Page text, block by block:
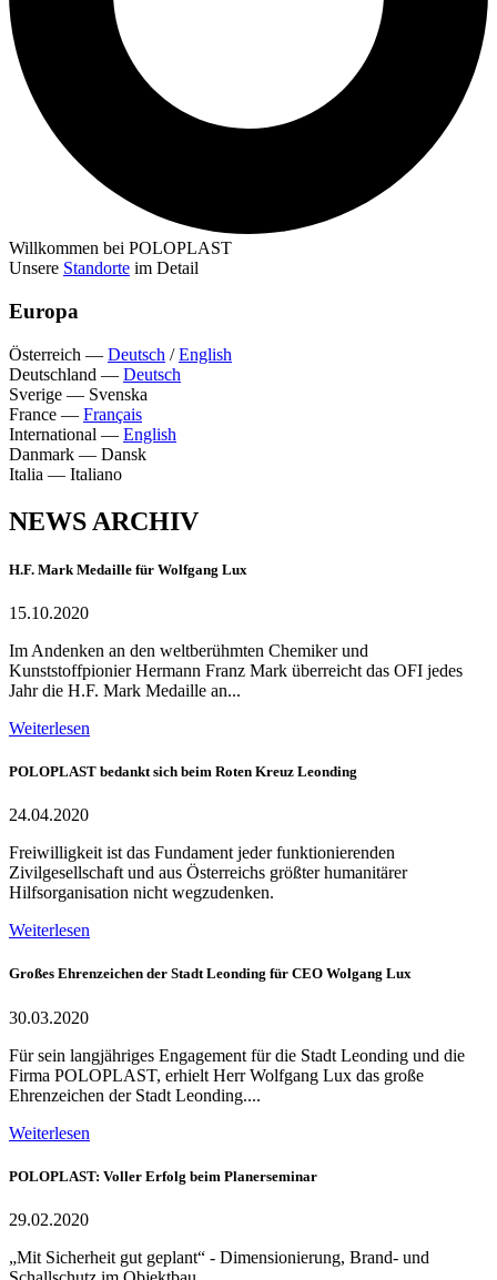
Willkommen bei POLOPLAST
Unsere Standorte im Detail
Europa
Österreich — Deutsch /English
Deutschland — Deutsch
Sverige — Svenska
France — Français
International — English
Danmark — Dansk
Italia — Italiano
NEWS ARCHIV
H.F. Mark Medaille für Wolfgang Lux
15.10.2020
Im Andenken an den weltberühmten Chemiker und
Kunststoffpionier Hermann Franz Mark überreicht das OFI jedes
Jahr die H.F. Mark Medaille an...
Weiterlesen
POLOPLAST bedankt sich beim Roten Kreuz Leonding
24.04.2020
Freiwilligkeit ist das Fundament jeder funktionierenden
Zivilgesellschaft und aus Österreichs größter humanitärer
Hilfsorganisation nicht wegzudenken.
Weiterlesen
Großes Ehrenzeichen der Stadt Leonding für CEO Wolgang Lux
30.03.2020
Für sein langjähriges Engagement für die Stadt Leonding und die
Firma POLOPLAST, erhielt Herr Wolfgang Lux das große
Ehrenzeichen der Stadt Leonding....
Weiterlesen
POLOPLAST: Voller Erfolg beim Planerseminar
29.02.2020
„Mit Sicherheit gut geplant“ - Dimensionierung, Brand- und